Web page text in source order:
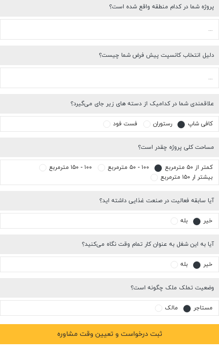
پروژه شما در کدام منطقه واقع شده است؟
دلیل انتخاب کانسپت پیش فرض شما چیست؟
علاقمندی شما در کدامیک از دسته های زیر جای می‌گیرد؟
کافی شاپ رستوران فست فود
مساحت کلی پروژه چقدر است؟
کمتر از ۵۰ مترمربع ۱۰۰ - ۵۰ مترمربع
۱۰۰ - ۱۵۰ مترمربع
بیشتر ار ۱۵۰ مترمربع
آیا سابقه فعالیت در صنعت غذایی داشته اید؟
خیر بله
آیا به این شغل به عنوان کار تمام وقت نگاه می‌کنید؟
خیر بله
وضعیت تملک ملک چگونه است؟
مستاجر مالک